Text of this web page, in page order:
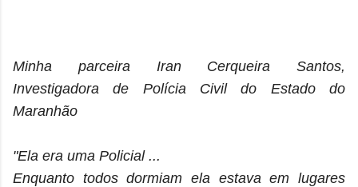
Minha parceira Iran Cerqueira Santos,
Investigadora de Polícia Civil do Estado do
Maranhão
"Ela era uma Policial ...
Enquanto todos dormiam ela estava em lugares